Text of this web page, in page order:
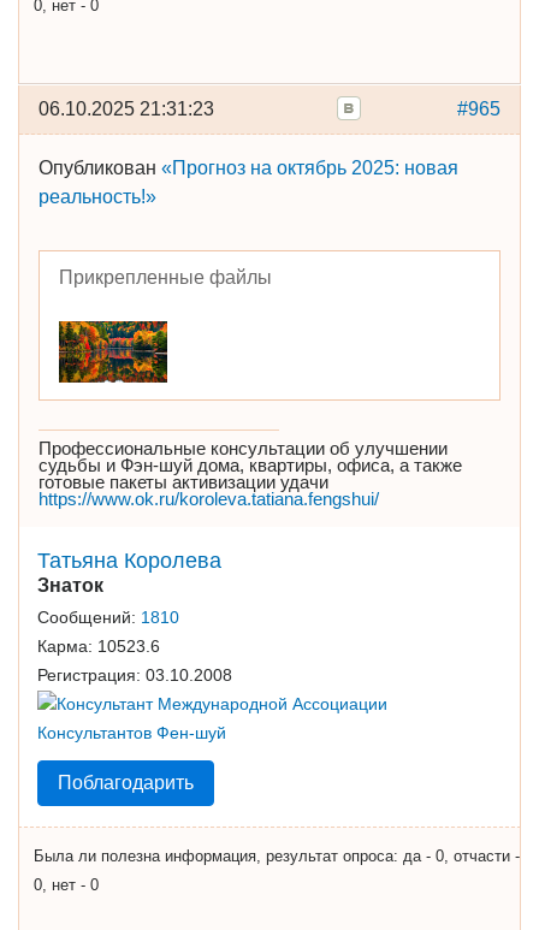
0, нет - 0
#965
06.10.2025 21:31:23
Опубликован «Прогноз на октябрь 2025: новая
реальность!»
Прикрепленные файлы
Профессиональные консультации об улучшении
судьбы и Фэн-шуй дома, квартиры, офиса, а также
готовые пакеты активизации удачи
https://www.ok.ru/koroleva.tatiana.fengshui/
Татьяна Королева
Знаток
Сообщений: 1810
Карма: 10523.6
Регистрация: 03.10.2008
Поблагодарить
Была ли полезна информация, результат опроса: да - 0, отчасти -
0, нет - 0